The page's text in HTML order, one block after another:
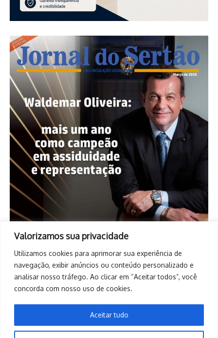
Valorizamos sua privacidade
Utilizamos cookies para aprimorar sua experiência de
navegação, exibir anúncios ou conteúdo personalizado e
analisar nosso tráfego. Ao clicar em “Aceitar todos”, você
concorda com nosso uso de cookies.
Aceitar tudo